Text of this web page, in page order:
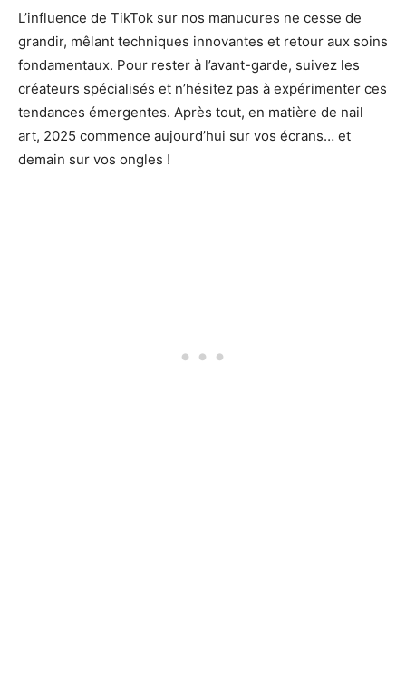
L’influence de TikTok sur nos manucures ne cesse de
grandir, mêlant techniques innovantes et retour aux soins
fondamentaux. Pour rester à l’avant-garde, suivez les
créateurs spécialisés et n’hésitez pas à expérimenter ces
tendances émergentes. Après tout, en matière de nail
art, 2025 commence aujourd’hui sur vos écrans… et
demain sur vos ongles !